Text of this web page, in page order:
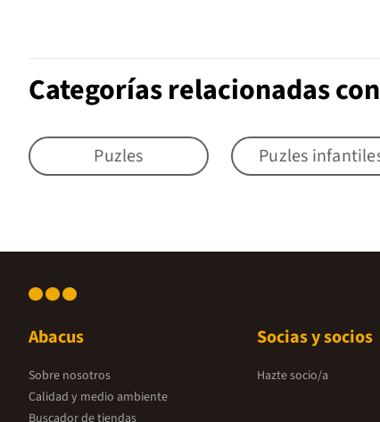
Categorías relacionadas
Puzles Puzles
Abacus
Sobre nosotros
Calidad y medio ambiente
Socias y socios
Hazte socio/a